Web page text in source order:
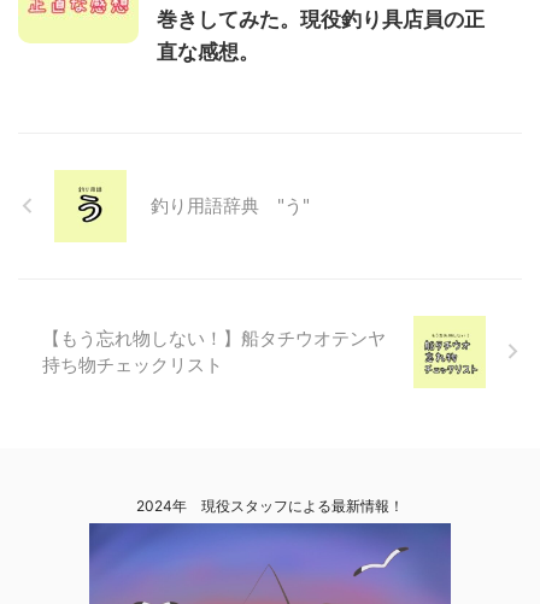
巻きしてみた。現役釣り具店員の正
直な感想。
釣り用語辞典 "う"
【もう忘れ物しない！】船タチウオテンヤ
持ち物チェックリスト
2024年 現役スタッフによる最新情報！